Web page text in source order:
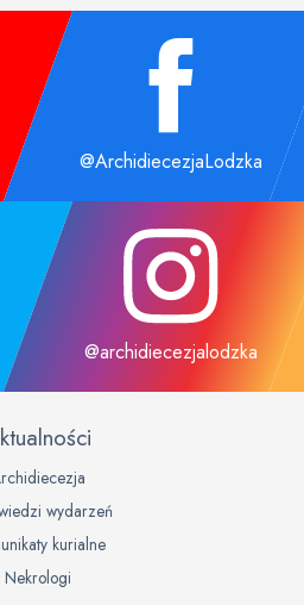
@ArchidiecezjaLodzka
@archidiecezjalodzka
wydarzeń
kurialne
Nekrologi